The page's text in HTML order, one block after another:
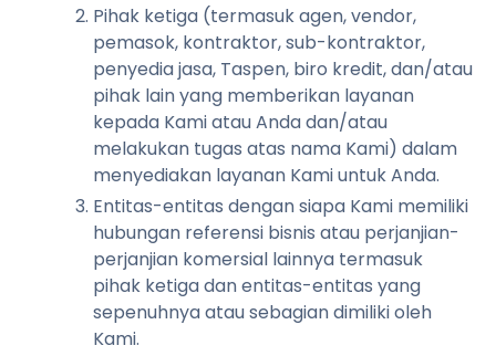
Pihak ketiga (termasuk agen, vendor,
pemasok, kontraktor, sub-kontraktor,
penyedia jasa, Taspen, biro kredit, dan/atau
pihak lain yang memberikan layanan
kepada Kami atau Anda dan/atau
melakukan tugas atas nama Kami) dalam
menyediakan layanan Kami untuk Anda.
Entitas-entitas dengan siapa Kami memiliki
hubungan referensi bisnis atau perjanjian-
perjanjian komersial lainnya termasuk
pihak ketiga dan entitas-entitas yang
sepenuhnya atau sebagian dimiliki oleh
Kami.